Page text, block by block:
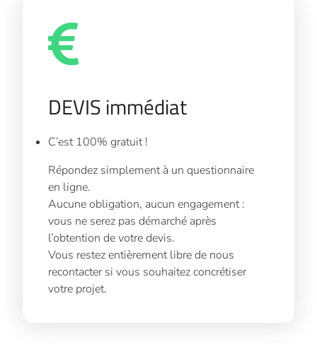
DEVIS immédiat
C’est 100% gratuit !
Répondez simplement à un questionnaire
en ligne.
Aucune obligation, aucun engagement :
vous ne serez pas démarché après
l’obtention de votre devis.
Vous restez entièrement libre de nous
recontacter si vous souhaitez concrétiser
votre projet.